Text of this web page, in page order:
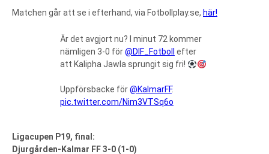
Matchen går att se i efterhand, via Fotbollplay.se, här!
Är det avgjort nu? I minut 72 kommer
nämligen 3-0 för@DIF_Fotboll
efter
att Kalipha Jawla sprungit sig fri!
Uppförsbacke för@KalmarFF.
pic.twitter.com/Nim3VTSq6o
Ligacupen P19, final:
Djurgården-Kalmar FF 3-0 (1-0)